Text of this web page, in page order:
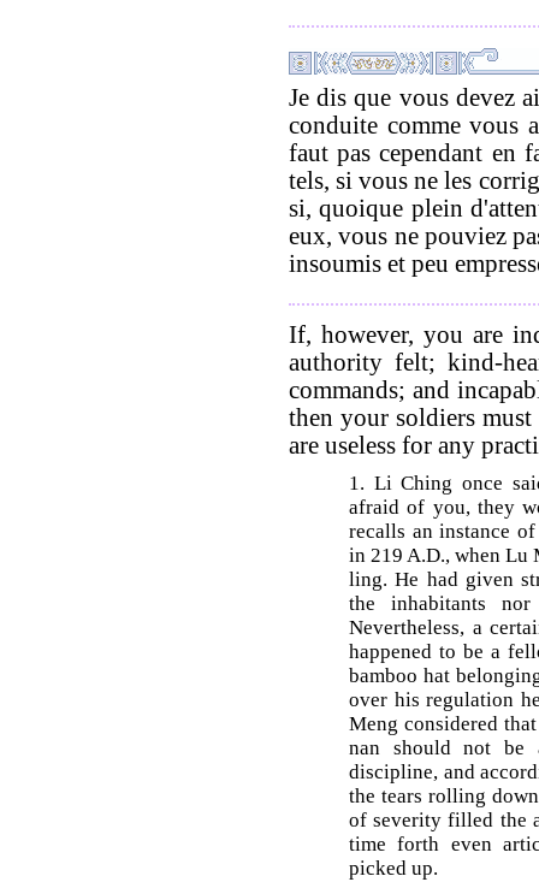
Je dis que vous devez
conduite comme vous
faut pas cependant en
tels, si vous ne les
si, quoique plein
eux, vous ne pouviez
insoumis et peu
If, however, you are
authority felt; kind-
commands; and
then your soldiers
are useless for any
1. Li Ching once
afraid of you, they
recalls an instance
in 219 A.D., when Lu
ling. He had given
the inhabitants
Nevertheless, a
happened to be a
bamboo hat
over his regulation
Meng considered
nan should not be
discipline, and
the tears rolling
of severity filled the
time forth even
picked up.